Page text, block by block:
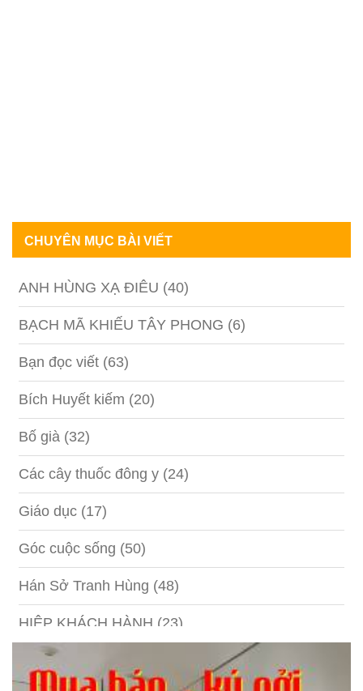
CHUYÊN MỤC BÀI VIẾT
ANH HÙNG XẠ ĐIÊU (40)
BẠCH MÃ KHIẾU TÂY PHONG (6)
Bạn đọc viết (63)
Bích Huyết kiếm (20)
Bố già (32)
Các cây thuốc đông y (24)
Giáo dục (17)
Góc cuộc sống (50)
Hán Sở Tranh Hùng (48)
HIỆP KHÁCH HÀNH (23)
Hồng lâu mộng